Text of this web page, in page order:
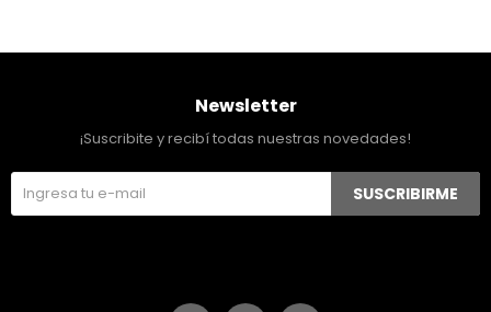
Newsletter
¡Suscribite y recibí todas nuestras novedades!
SUSCRIBIRME